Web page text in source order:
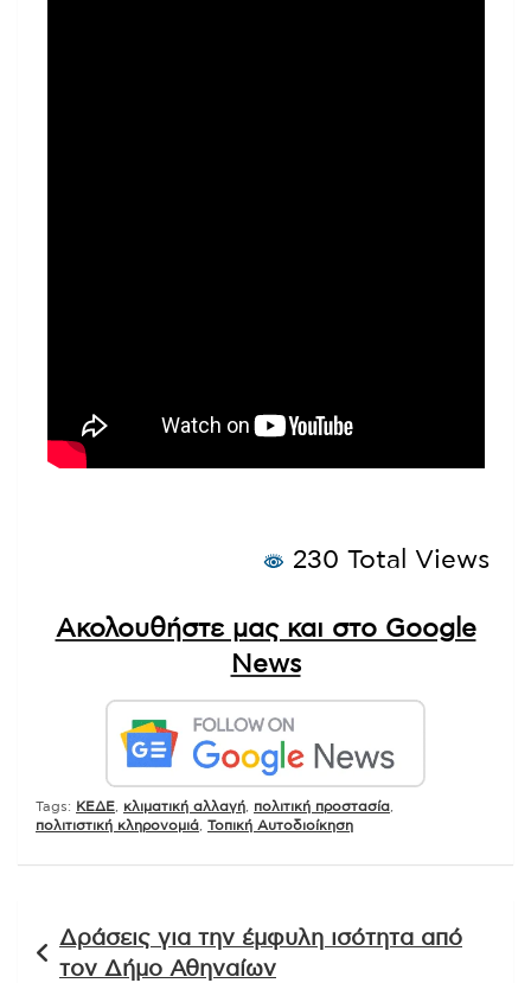
230 Total Views
Ακολουθήστε μας και στο Google
News
Tags: ΚΕΔΕ κλιματική αλλαγή πολιτική προστασία
πολιτιστική κληρονομιά Τοπική Αυτοδιοίκηση
άρθρων
Δράσεις για την έμφυλη ισότητα από
τον Δήμο Αθηναίων